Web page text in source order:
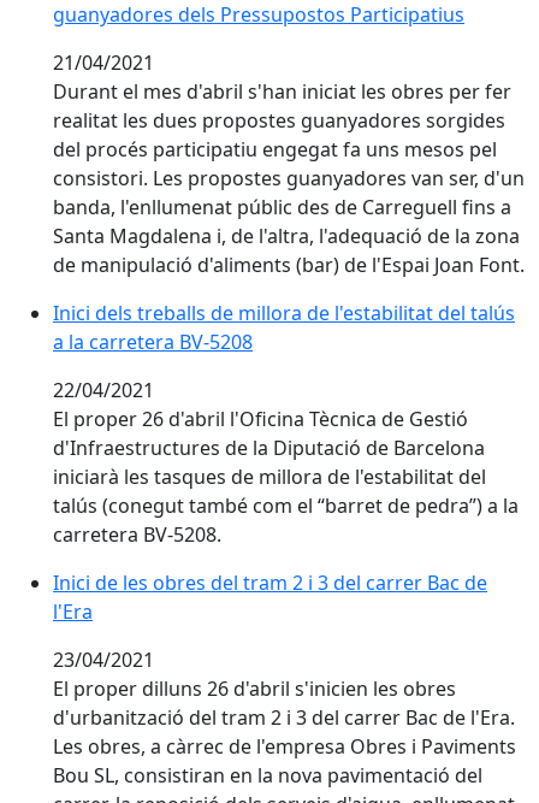
guanyadores dels Pressupostos Participatius
21/04/2021
Durant el mes d'abril s'han iniciat les obres per fer
realitat les dues propostes guanyadores sorgides
del procés participatiu engegat fa uns mesos pel
consistori. Les propostes guanyadores van ser, d'un
banda, l'enllumenat públic des de Carreguell fins a
Santa Magdalena i, de l'altra, l'adequació de la zona
de manipulació d'aliments (bar) de l'Espai Joan Font.
Inici dels treballs de millora de l'estabilitat del talús a
Inici dels treballs de millora de l'estabilitat del talús
a la carretera BV-5208
22/04/2021
El proper 26 d'abril l'Oficina Tècnica de Gestió
d'Infraestructures de la Diputació de Barcelona
iniciarà les tasques de millora de l'estabilitat del
talús (conegut també com el “barret de pedra”) a la
carretera BV-5208.
Inici de les obres del tram 2 i 3 del carrer Bac de l'Era
Inici de les obres del tram 2 i 3 del carrer Bac de
l'Era
23/04/2021
El proper dilluns 26 d'abril s'inicien les obres
d'urbanització del tram 2 i 3 del carrer Bac de l'Era.
Les obres, a càrrec de l'empresa Obres i Paviments
Bou SL, consistiran en la nova pavimentació del